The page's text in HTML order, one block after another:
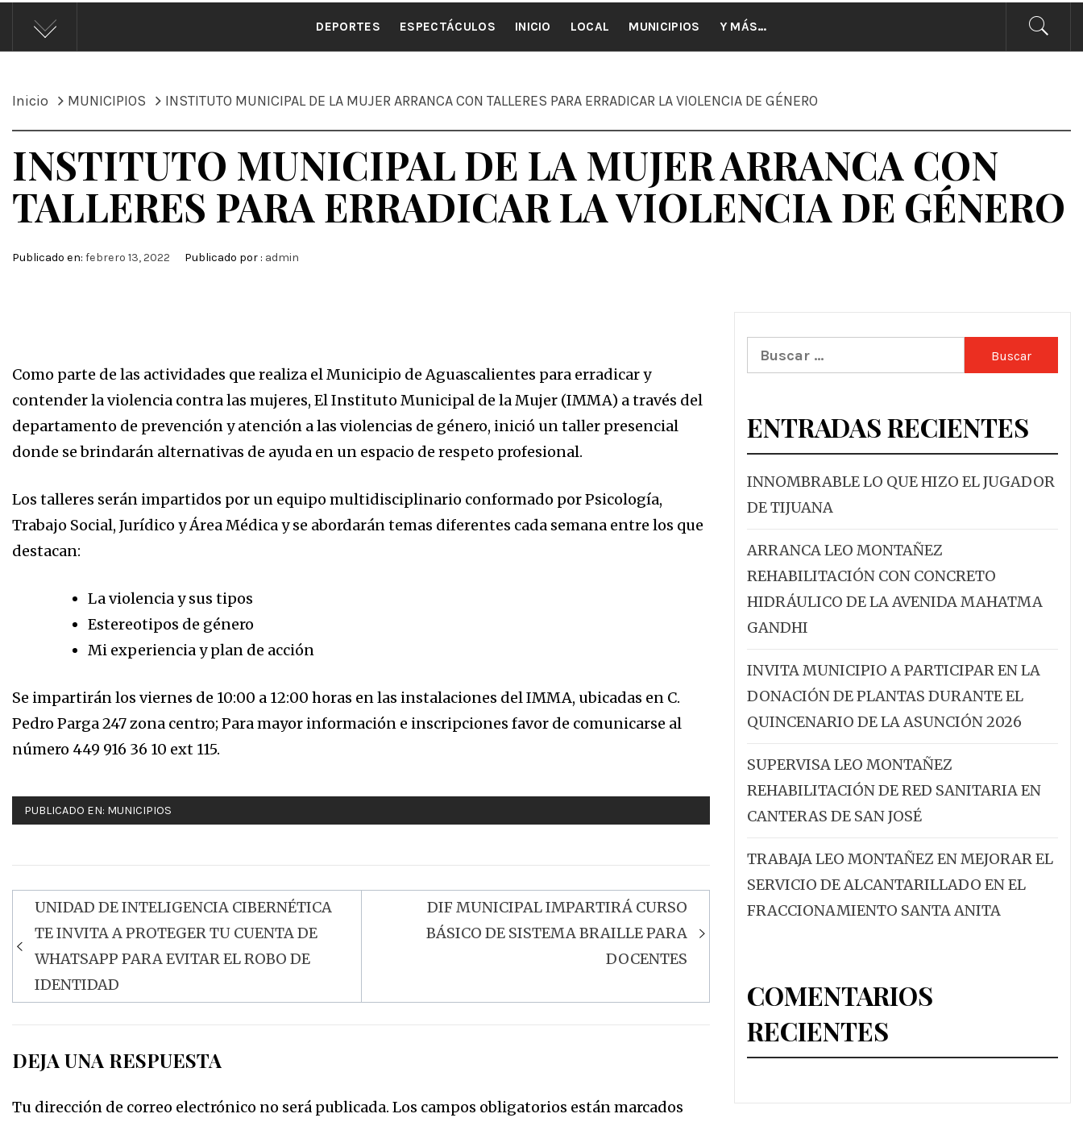
ÁNDALE NOTICIAS
DEPORTES ESPECTÁCULOS INICIO LOCAL MUNICIPIOS Y MÁS…
Inicio MUNICIPIOS INSTITUTO MUNICIPAL DE LA MUJER ARRANCA CON TALLERES PARA ERRADICAR LA VIOLENCIA DE GÉNERO
INSTITUTO MUNICIPAL DE LA MUJER ARRANCA CON
TALLERES PARA ERRADICAR LA VIOLENCIA DE GÉNERO
Publicado en: febrero 13, 2022 Publicado por : admin
Como parte de las actividades que realiza el Municipio de Aguascalientes para erradicar y
contender la violencia contra las mujeres, El Instituto Municipal de la Mujer (IMMA) a través del
departamento de prevención y atención a las violencias de género, inició un taller presencial
donde se brindarán alternativas de ayuda en un espacio de respeto profesional.
Los talleres serán impartidos por un equipo multidisciplinario conformado por Psicología,
Trabajo Social, Jurídico y Área Médica y se abordarán temas diferentes cada semana entre los que
destacan:
La violencia y sus tipos
Estereotipos de género
Mi experiencia y plan de acción
Se impartirán los viernes de 10:00 a 12:00 horas en las instalaciones del IMMA, ubicadas en C.
Pedro Parga 247 zona centro; Para mayor información e inscripciones favor de comunicarse al
número 449 916 36 10 ext 115.
PUBLICADO EN: MUNICIPIOS
Navegación
de
entradas
UNIDAD DE INTELIGENCIA CIBERNÉTICA
TE INVITA A PROTEGER TU CUENTA DE
WHATSAPP PARA EVITAR EL ROBO DE
IDENTIDAD
DIF MUNICIPAL IMPARTIRÁ CURSO
BÁSICO DE SISTEMA BRAILLE PARA
DOCENTES
DEJA UNA RESPUESTA
Tu dirección de correo electrónico no será publicada. Los campos obligatorios están marcados
Buscar:
ENTRADAS RECIENTES
INNOMBRABLE LO QUE HIZO EL JUGADOR
DE TIJUANA
ARRANCA LEO MONTAÑEZ
REHABILITACIÓN CON CONCRETO
HIDRÁULICO DE LA AVENIDA MAHATMA
GANDHI
INVITA MUNICIPIO A PARTICIPAR EN LA
DONACIÓN DE PLANTAS DURANTE EL
QUINCENARIO DE LA ASUNCIÓN 2026
SUPERVISA LEO MONTAÑEZ
REHABILITACIÓN DE RED SANITARIA EN
CANTERAS DE SAN JOSÉ
TRABAJA LEO MONTAÑEZ EN MEJORAR EL
SERVICIO DE ALCANTARILLADO EN EL
FRACCIONAMIENTO SANTA ANITA
COMENTARIOS
RECIENTES